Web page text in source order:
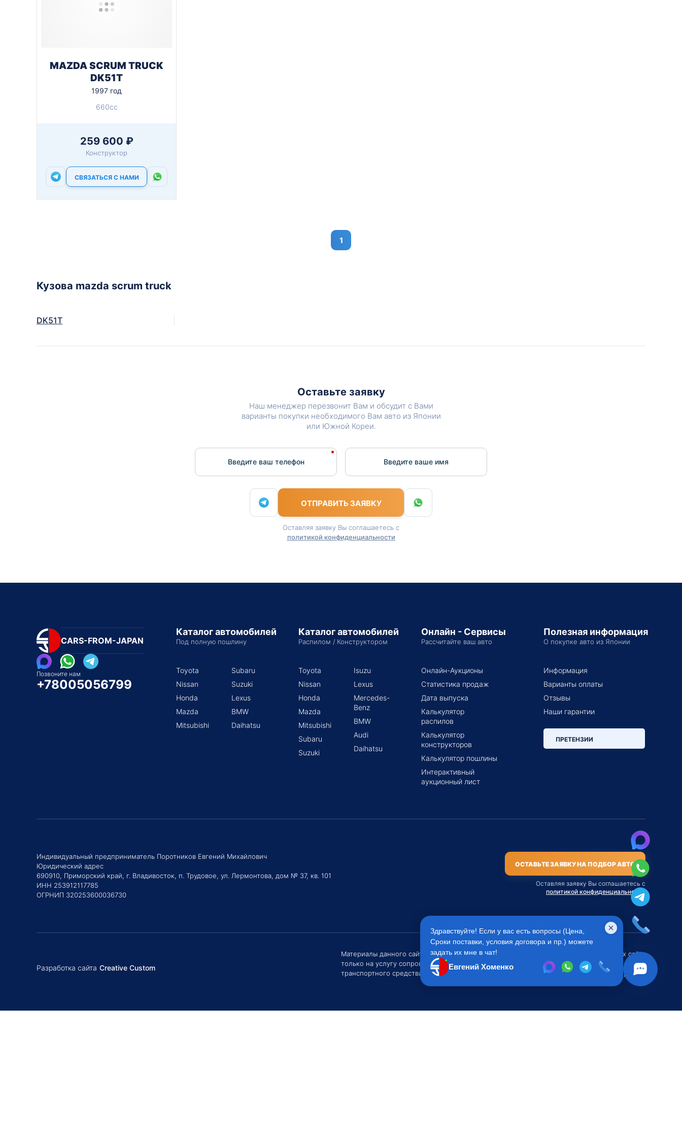
MAZDA SCRUM TRUCK
DK51T
1997 год
660cc
259 600 ₽
Конструктор
СВЯЗАТЬСЯ С НАМИ
1
Кузова mazda scrum truck
DK51T
Оставьте заявку
Наш менеджер перезвонит Вам и обсудит с Вами
варианты покупки необходимого Вам авто из Японии
или Южной Кореи.
Введите ваш телефон Введите вашe имя
ОТПРАВИТЬ ЗАЯВКУ
Оставляя заявку Вы соглашаетесь с
политикой конфиденциальности
CARS-FROM-JAPAN
Позвоните нам
+78005056799
Каталог автомобилей
Под полную пошлину
Toyota
Nissan
Honda
Mazda
Mitsubishi
Subaru
Suzuki
Lexus
BMW
Daihatsu
Каталог автомобилей
Распилом / Конструктором
Toyota
Nissan
Honda
Mazda
Mitsubishi
Subaru
Suzuki
Isuzu
Lexus
Mercedes-
Benz
BMW
Audi
Daihatsu
Онлайн - Сервисы
Рассчитайте ваш авто
Онлайн-Аукционы
Статистика продаж
Дата выпуска
Калькулятор
распилов
Калькулятор
конструкторов
Калькулятор пошлины
Интерактивный
аукционный лист
Полезная информация
О покупке авто из Японии
Информация
Варианты оплаты
Отзывы
Наши гарантии
ПРЕТЕНЗИИ
Индивидуальный предприниматель Поротников Евгений Михайлович
Юридический адрес
690910, Приморский край, г. Владивосток, п. Трудовое, ул. Лермонтова, дом № 37, кв. 101
ИНН 253912117785
ОГРНИП 320253600036730
ОСТАВЬТЕ ЗАЯВКУ НА ПОДБОР АВТО
Оставляя заявку Вы соглашаетесь с
политикой конфиденциальности
Материалы данного сайта являются публичной офертой
только на услугу сопровождения Агентом приобретения
транспортного средства Клиентом.
Во всех остальных случаях сайт
носит исключительно
информационный характер.
Разработка сайта Creative Custom Евгений Хоменко
Здравствуйте! Если у вас есть вопросы (Цена,
Сроки поставки, условия договора и пр.) можете
задать их мне в чат!